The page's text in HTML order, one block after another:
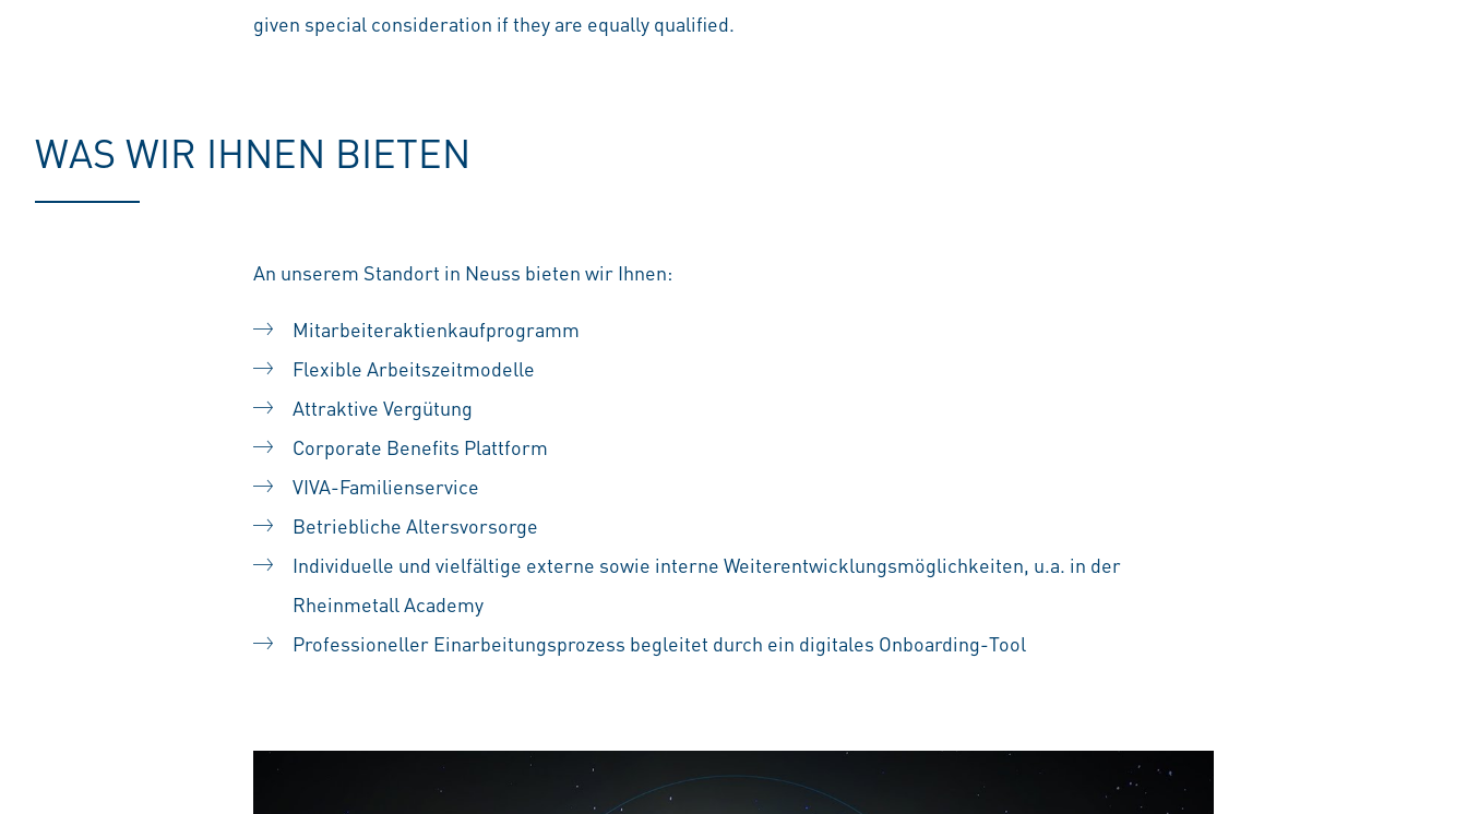
given special consideration if they are equally qualified.
WAS WIR IHNEN BIETEN
An unserem Standort in Neuss bieten wir Ihnen:
Mitarbeiteraktienkaufprogramm
Flexible Arbeitszeitmodelle
Attraktive Vergütung
Corporate Benefits Plattform
VIVA-Familienservice
Betriebliche Altersvorsorge
Individuelle und vielfältige externe sowie interne Weiterentwicklungsmöglichkeiten, u.a. in der
Rheinmetall Academy
Professioneller Einarbeitungsprozess begleitet durch ein digitales Onboarding-Tool